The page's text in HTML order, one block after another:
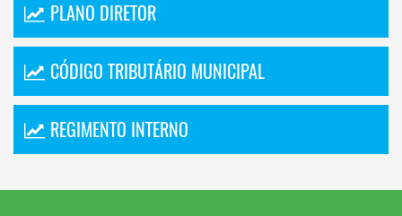
PLANO DIRETOR
CÓDIGO TRIBUTÁRIO MUNICIPAL
REGIMENTO INTERNO